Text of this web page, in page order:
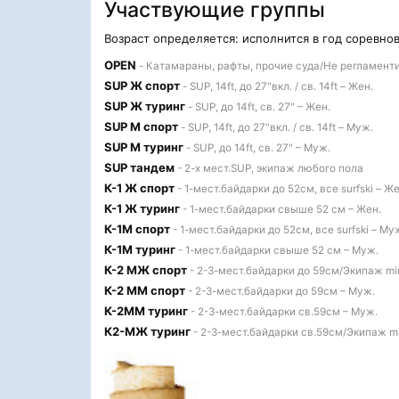
Участвующие группы
Возраст определяется: исполнится в год
OPEN - Катамараны, рафты, прочие суда/Не
SUP Ж спорт - SUP, 14ft, до 27"вкл. / св. 14ft – Жен.
SUP Ж туринг - SUP, до 14ft, св. 27" – Жен.
SUP М спорт - SUP, 14ft, до 27"вкл. / св. 14ft – Муж.
SUP М туринг - SUP, до 14ft, св. 27" – Муж.
SUP тандем - 2-х мест.SUP, экипаж любого пола
К-1 Ж спорт - 1-мест.байдарки до 52см, все surfski –
К-1 Ж туринг - 1-мест.байдарки свыше 52 см – Жен.
К-1М спорт - 1-мест.байдарки до 52см, все surfski –
К-1М туринг - 1-мест.байдарки свыше 52 см – Муж.
К-2 МЖ спорт - 2-3-мест.байдарки до 59см/Экипаж
К-2 ММ спорт - 2-3-мест.байдарки до 59см – Муж.
К-2ММ туринг - 2-3-мест.байдарки св.59см – Муж.
К2-МЖ туринг - 2-3-мест.байдарки св.59см/Экипаж